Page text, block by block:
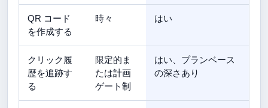
QR コード
を作成する
時々 はい
クリック履
歴を追跡す
る
限定的ま
たは計画
ゲート制
はい、プランベース
の深さあり